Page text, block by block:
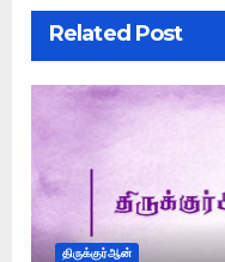
Related Post
திருக்குர்ஆன்